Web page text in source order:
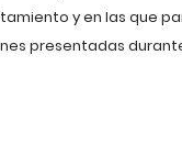
y en las que
presentadas